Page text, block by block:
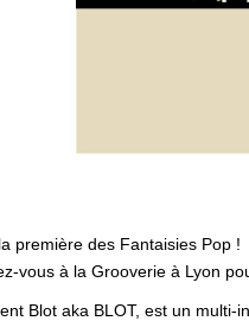
première des Fantaisies Pop !
vous à la Grooverie à Lyon
Blot aka BLOT, est un